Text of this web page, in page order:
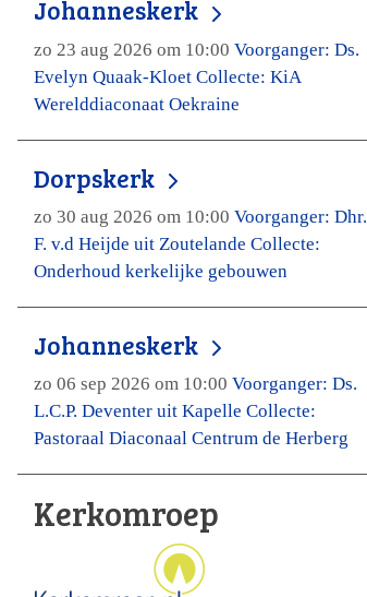
Johanneskerk
zo 23 aug 2026 om 10:00 Voorganger: Ds.
Evelyn Quaak-Kloet Collecte: KiA
Werelddiaconaat Oekraine
Dorpskerk
zo 30 aug 2026 om 10:00 Voorganger: Dhr.
F. v.d Heijde uit Zoutelande Collecte:
Onderhoud kerkelijke gebouwen
Johanneskerk
zo 06 sep 2026 om 10:00 Voorganger: Ds.
L.C.P. Deventer uit Kapelle Collecte:
Pastoraal Diaconaal Centrum de Herberg
Kerkomroep